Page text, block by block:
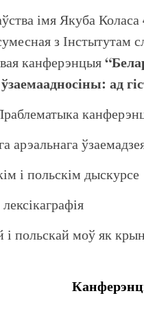
імя Якуба Коласа
з Інстытутам
канферэнцыя
ад
арэальнага
і польскім дыскурсе
і польскай моў як